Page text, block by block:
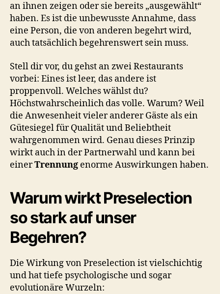
an ihnen zeigen oder sie bereits „ausgewählt“
haben. Es ist die unbewusste Annahme, dass
eine Person, die von anderen begehrt wird,
auch tatsächlich begehrenswert sein muss.
Stell dir vor, du gehst an zwei Restaurants
vorbei: Eines ist leer, das andere ist
proppenvoll. Welches wählst du?
Höchstwahrscheinlich das volle. Warum? Weil
die Anwesenheit vieler anderer Gäste als ein
Gütesiegel für Qualität und Beliebtheit
wahrgenommen wird. Genau dieses Prinzip
wirkt auch in der Partnerwahl und kann bei
einerTrennung enorme Auswirkungen haben.
Warum wirkt Preselection
so stark auf unser
Begehren?
Die Wirkung von Preselection ist vielschichtig
und hat tiefe psychologische und sogar
evolutionäre Wurzeln: